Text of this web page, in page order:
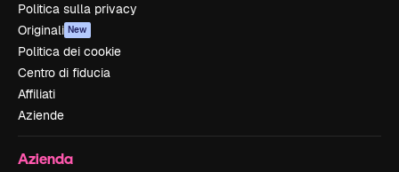
Politica sulla privacy
Originali New
Politica dei cookie
Centro di fiducia
Affiliati
Aziende
Azienda